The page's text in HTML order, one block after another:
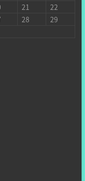
21
22
28
29